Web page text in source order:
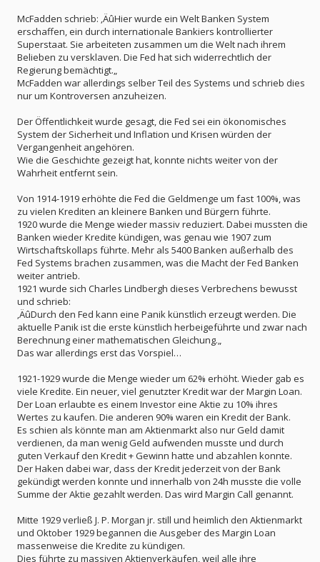
McFadden schrieb: ‚ÄûHier wurde ein Welt Banken System
erschaffen, ein durch internationale Bankiers kontrollierter
Superstaat. Sie arbeiteten zusammen um die Welt nach ihrem
Belieben zu versklaven. Die Fed hat sich widerrechtlich der
Regierung bemächtigt.„
McFadden war allerdings selber Teil des Systems und schrieb dies
nur um Kontroversen anzuheizen.
Der Öffentlichkeit wurde gesagt, die Fed sei ein ökonomisches
System der Sicherheit und Inflation und Krisen würden der
Vergangenheit angehören.
Wie die Geschichte gezeigt hat, konnte nichts weiter von der
Wahrheit entfernt sein.
Von 1914-1919 erhöhte die Fed die Geldmenge um fast 100%, was
zu vielen Krediten an kleinere Banken und Bürgern führte.
1920 wurde die Menge wieder massiv reduziert. Dabei mussten die
Banken wieder Kredite kündigen, was genau wie 1907 zum
Wirtschaftskollaps führte. Mehr als 5400 Banken außerhalb des
Fed Systems brachen zusammen, was die Macht der Fed Banken
weiter antrieb.
1921 wurde sich Charles Lindbergh dieses Verbrechens bewusst
und schrieb:
‚ÄûDurch den Fed kann eine Panik künstlich erzeugt werden. Die
aktuelle Panik ist die erste künstlich herbeigeführte und zwar nach
Berechnung einer mathematischen Gleichung.„
Das war allerdings erst das Vorspiel…
1921-1929 wurde die Menge wieder um 62% erhöht. Wieder gab es
viele Kredite. Ein neuer, viel genutzter Kredit war der Margin Loan.
Der Loan erlaubte es einem Investor eine Aktie zu 10% ihres
Wertes zu kaufen. Die anderen 90% waren ein Kredit der Bank.
Es schien als könnte man am Aktienmarkt also nur Geld damit
verdienen, da man wenig Geld aufwenden musste und durch
guten Verkauf den Kredit + Gewinn hatte und abzahlen konnte.
Der Haken dabei war, dass der Kredit jederzeit von der Bank
gekündigt werden konnte und innerhalb von 24h musste die volle
Summe der Aktie gezahlt werden. Das wird Margin Call genannt.
Mitte 1929 verließ J. P. Morgan jr. still und heimlich den Aktienmarkt
und Oktober 1929 begannen die Ausgeber des Margin Loan
massenweise die Kredite zu kündigen.
Dies führte zu massiven Aktienverkäufen, weil alle ihre